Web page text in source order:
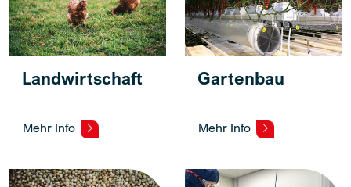
Landwirtschaft
Mehr Info
Gartenbau
Mehr Info